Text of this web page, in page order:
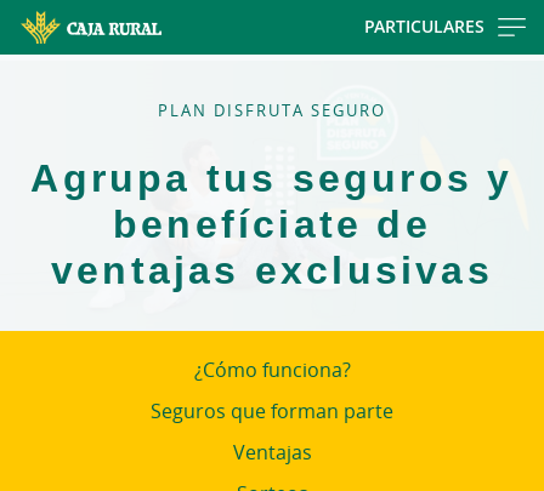
contentt
PARTICULARES
PLAN DISFRUTA SEGURO
Agrupa tus seguros y
benefíciate de
ventajas exclusivas
¿Cómo funciona?
Seguros que forman parte
Ventajas